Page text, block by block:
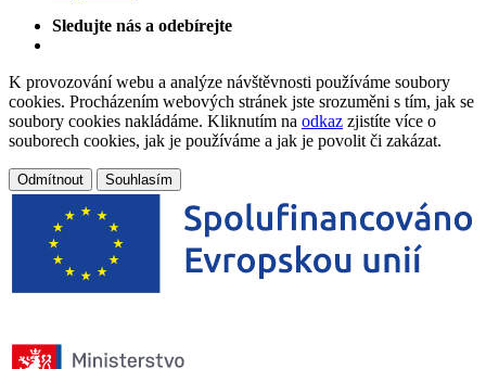
Sledujte nás a odebírejte
K provozování webu a analýze návštěvnosti používáme soubory
cookies. Procházením webových stránek jste srozuměni s tím, jak se
soubory cookies nakládáme. Kliknutím na odkaz zjistíte více o
souborech cookies, jak je používáme a jak je povolit či zakázat.
Odmítnout Souhlasím